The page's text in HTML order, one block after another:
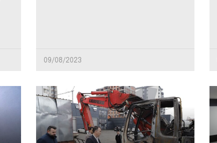
09/08/2023